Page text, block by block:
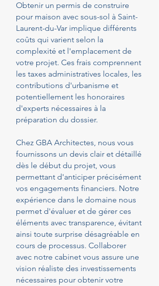
Obtenir un permis de construire
pour maison avec sous-sol à Saint-
Laurent-du-Var implique différents
coûts qui varient selon la
complexité et l'emplacement de
votre projet. Ces frais comprennent
les taxes administratives locales, les
contributions d'urbanisme et
potentiellement les honoraires
d'experts nécessaires à la
préparation du dossier.
Chez GBA Architectes, nous vous
fournissons un devis clair et détaillé
dès le début du projet, vous
permettant d'anticiper précisément
vos engagements financiers. Notre
expérience dans le domaine nous
permet d'évaluer et de gérer ces
éléments avec transparence, évitant
ainsi toute surprise désagréable en
cours de processus. Collaborer
avec notre cabinet vous assure une
vision réaliste des investissements
nécessaires pour obtenir votre